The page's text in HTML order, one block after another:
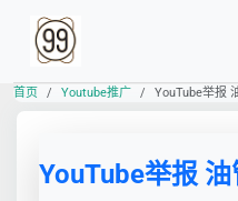
首页 Youtube推广 YouTube举报
YouTube举报